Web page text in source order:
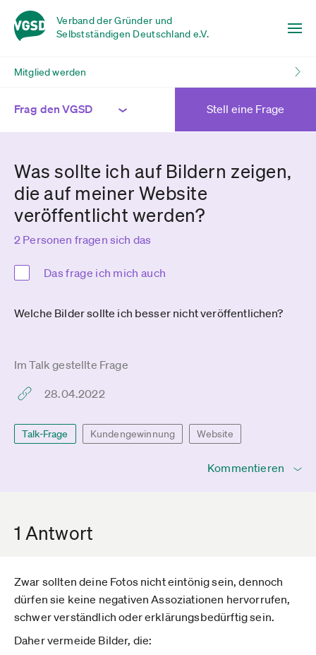
Verband der Gründer und
Selbstständigen Deutschland e.V.
Mitglied werden
Frag den VGSD Stell eine Frage
Was sollte ich auf Bildern zeigen,
die auf meiner Website
veröffentlicht werden?
2 Personen fragen sich das
Das frage ich mich auch
Welche Bilder sollte ich besser nicht veröffentlichen?
Im Talk gestellte Frage
28.04.2022
Talk-Frage Kundengewinnung Website
Kommentieren
1 Antwort
Zwar sollten deine Fotos nicht eintönig sein, dennoch
dürfen sie keine negativen Assoziationen hervorrufen,
schwer verständlich oder erklärungsbedürftig sein.
Daher vermeide Bilder, die: